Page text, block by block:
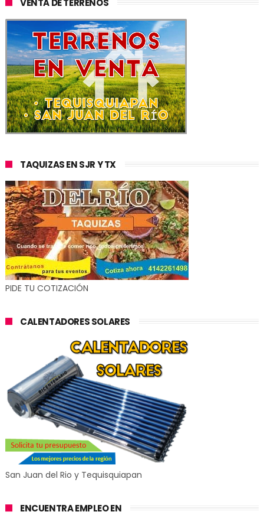
VENTA DE TERRENOS
TAQUIZAS EN SJR Y TX
PIDE TU COTIZACIÓN
CALENTADORES SOLARES
San Juan del Rio y Tequisquiapan
ENCUENTRA EMPLEO EN